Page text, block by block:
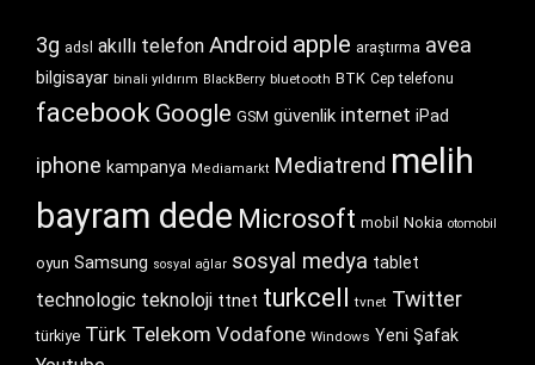
3g adsl akıllı telefon Android apple araştırma avea
bilgisayar binali yıldırım BlackBerry bluetooth BTK Cep telefonu
facebook Google GSM güvenlik internet iPad
iphone kampanya Mediamarkt Mediatrend melih
bayram dede Microsoft mobil Nokia otomobil
oyun Samsung sosyal ağlar sosyal medya tablet
technologic teknoloji ttnet turkcell tvnet Twitter
türkiye Türk Telekom Vodafone Windows Yeni Şafak